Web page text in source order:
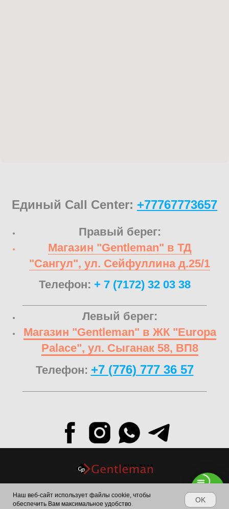
Наш веб-сайт использует файлы cookie, чтобы
обеспечить Вам максимальное удобство.
OK
Единый Call Center: +77767773657
Правый берег:
Магазин "Gentleman" в ТД
"Сангул", ул. Сейфуллина д.25/1
Телефон: + 7 (7172) 32 03 38
Левый берег:
Магазин "Gentleman" в ЖК "Europa
Palace", ул. Сыганак 58, ВП8
Телефон: +7 (776) 777 36 57
© 2024.All Rights Reserved.
WhatsApp +77767773657